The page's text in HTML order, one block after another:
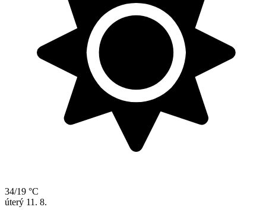
34/19 °C
úterý 11. 8.